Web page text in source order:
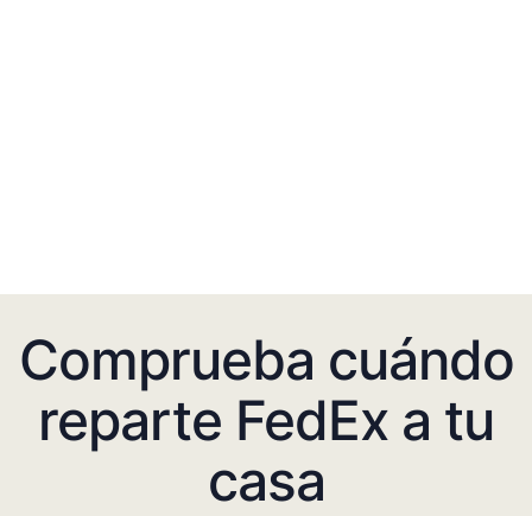
Comprueba cuándo
reparte FedEx a tu
casa